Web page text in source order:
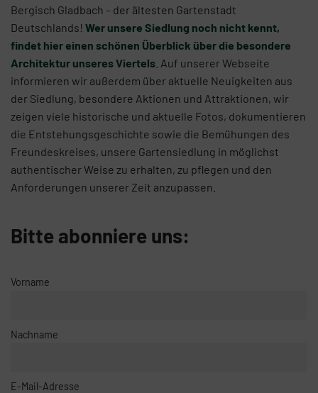
Bergisch Gladbach – der ältesten Gartenstadt
Deutschlands! Wer unsere Siedlung noch nicht kennt,
findet hier einen schönen Überblick über die besondere
Architektur unseres Viertels . Auf unserer Webseite
informieren wir außerdem über aktuelle Neuigkeiten aus
der Siedlung, besondere Aktionen und Attraktionen, wir
zeigen viele historische und aktuelle Fotos, dokumentieren
die Entstehungsgeschichte sowie die Bemühungen des
Freundeskreises, unsere Gartensiedlung in möglichst
authentischer Weise zu erhalten, zu pflegen und den
Anforderungen unserer Zeit anzupassen.
Bitte abonniere uns:
Vorname
Nachname
E-Mail-Adresse